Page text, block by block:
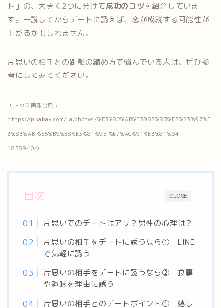
ト」の、大きく2つに分けて成功のコツを紹介していま
す。一読してからデートに誘えば、恋が成就する可能性が
上がるかもしれません。
片思いの相手との距離の縮め方で悩んでいる人は、ぜひ参
考にしてみてください。
（トップ画像出典：
https://pixabay.com/ja/photos/%E3%82%AB%E3%83%83%E3%83%97%E
3%83%AB-%E5%B9%B8%E3%81%9B-%E7%AC%91%E3%81%84-
1838940/）
CLOSE
目次
片思いでのデートはアリ？男性の心理は？
片思いの相手をデートに誘うなら① LINE
で気軽に誘う
片思いの相手をデートに誘うなら② 食事
や趣味を理由に誘う
片思いの相手とのデートポイント① 嬉し